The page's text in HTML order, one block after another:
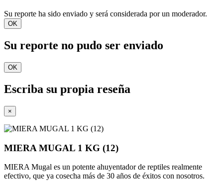
Su reporte ha sido enviado y será considerada por un moderador.
OK
Su reporte no pudo ser enviado
OK
Escriba su propia reseña
×
MIERA MUGAL 1 KG (12)
MIERA Mugal es un potente ahuyentador de reptiles realmente
efectivo, que ya cosecha más de 30 años de éxitos con nosotros.